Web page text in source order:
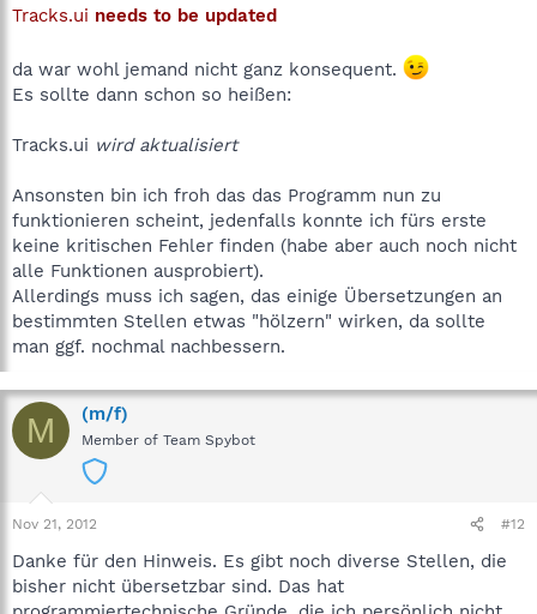
Tracks.ui needs to be updated
da war wohl jemand nicht ganz konsequent.
Es sollte dann schon so heißen:
Tracks.ui wird aktualisiert
Ansonsten bin ich froh das das Programm nun zu
funktionieren scheint, jedenfalls konnte ich fürs erste
keine kritischen Fehler finden (habe aber auch noch nicht
alle Funktionen ausprobiert).
Allerdings muss ich sagen, das einige Übersetzungen an
bestimmten Stellen etwas "hölzern" wirken, da sollte
man ggf. nochmal nachbessern.
M (m/f)
Member of Team Spybot
Nov 21, 2012 #12
Danke für den Hinweis. Es gibt noch diverse Stellen, die
bisher nicht übersetzbar sind. Das hat